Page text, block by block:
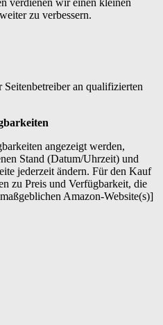
verdienen wir einen kleinen
zu verbessern.
an qualifizierten
angezeigt werden,
Stand (Datum/Uhrzeit) und
jederzeit ändern. Für den Kauf
zu Preis und Verfügbarkeit, die
Amazon-Website(s)]